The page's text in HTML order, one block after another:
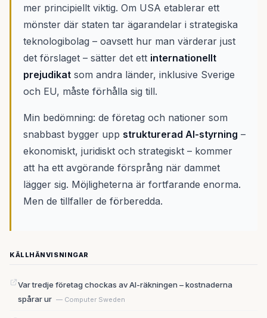
mer principiellt viktig. Om USA etablerar ett
mönster där staten tar ägarandelar i strategiska
teknologibolag – oavsett hur man värderar just
det förslaget – sätter det ett internationellt
prejudikat som andra länder, inklusive Sverige
och EU, måste förhålla sig till.
Min bedömning: de företag och nationer som
snabbast bygger upp strukturerad AI-styrning –
ekonomiskt, juridiskt och strategiskt – kommer
att ha ett avgörande försprång när dammet
lägger sig. Möjligheterna är fortfarande enorma.
Men de tillfaller de förberedda.
KÄLLHÄNVISNINGAR
Var tredje företag chockas av AI-räkningen – kostnaderna
spårar ur — Computer Sweden